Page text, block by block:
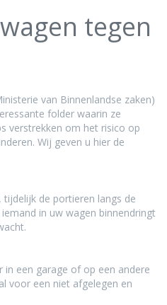
tegen
van Binnenlandse zaken)
folder waarin ze
verstrekken om het risico op
Wij geven u hier de
de portieren langs de
in uw wagen binnendringt
in een garage of op een andere
voor een niet afgelegen en